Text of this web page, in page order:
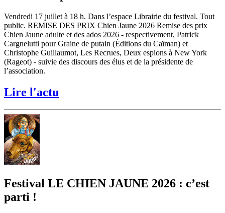
Vendredi 17 juillet à 18 h. Dans l’espace Librairie du festival. Tout
public. REMISE DES PRIX Chien Jaune 2026 Remise des prix
Chien Jaune adulte et des ados 2026 - respectivement, Patrick
Cargnelutti pour Graine de putain (Éditions du Caïman) et
Christophe Guillaumot, Les Recrues, Deux espions à New York
(Rageot) - suivie des discours des élus et de la présidente de
l’association.
Lire l'actu
Festival LE CHIEN JAUNE 2026 : c’est
parti !